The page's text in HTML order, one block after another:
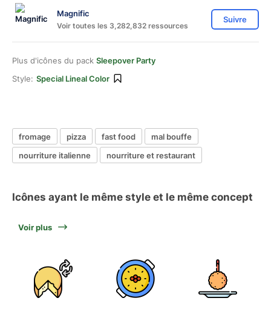
Magnific
Voir toutes les 3,282,832 ressources
Suivre
Plus d'icônes du pack Sleepover Party
Style: Special Lineal Color
fromage pizza fast food
mal bouffe
nourriture italienne
nourriture et restaurant
Icônes ayant le même style et le même concept
Voir plus